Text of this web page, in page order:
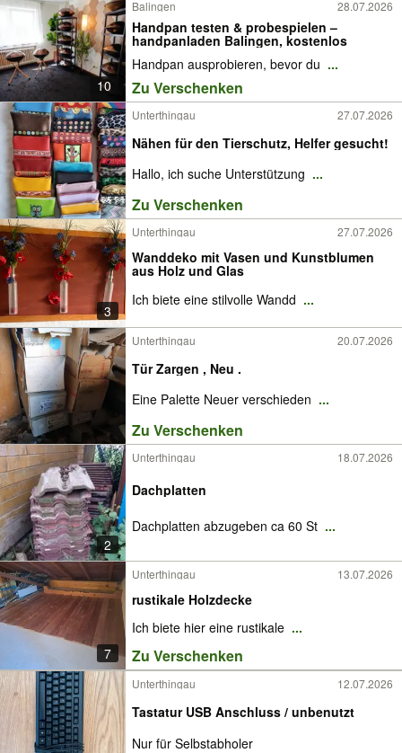
10
Balingen 28.07.2026
Handpan testen & probespielen –
handpanladen Balingen, kostenlos
Handpan ausprobieren, bevor du ...
Zu Verschenken
Unterthingau 27.07.2026
Nähen für den Tierschutz, Helfer gesucht!
Hallo, ich suche Unterstützung ...
Zu Verschenken
3
Unterthingau 27.07.2026
Wanddeko mit Vasen und Kunstblumen
aus Holz und Glas
Ich biete eine stilvolle Wandd ...
Unterthingau 20.07.2026
Tür Zargen , Neu .
Eine Palette Neuer verschieden ...
Zu Verschenken
2
Unterthingau 18.07.2026
Dachplatten
Dachplatten abzugeben ca 60 St ...
7
Unterthingau 13.07.2026
rustikale Holzdecke
Ich biete hier eine rustikale ...
Zu Verschenken
Unterthingau 12.07.2026
Tastatur USB Anschluss / unbenutzt
Nur für Selbstabholer